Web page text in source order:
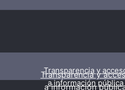
Transparencia y
a información
Transparencia y
a información pública